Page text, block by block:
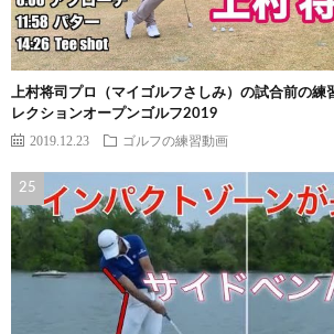
上村将司プロ（マイゴルフさしみ）の試合前の練
レクションオープンゴルフ2019
2019.12.23 ゴルフの練習動画